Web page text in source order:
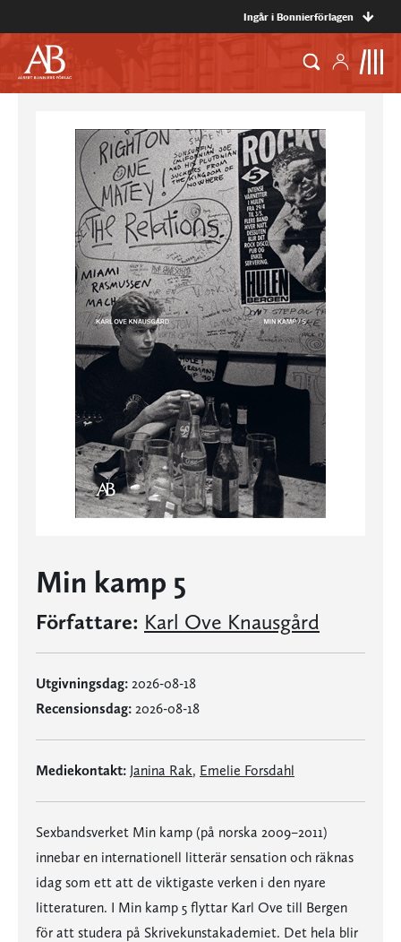
Ingår i Bonnierförlagen
Min kamp 5
Författare: Karl Ove Knausgård
Utgivningsdag: 2026-08-18
Recensionsdag: 2026-08-18
Mediekontakt: Janina Rak, Emelie Forsdahl
Sexbandsverket Min kamp (på norska 2009–2011)
innebar en internationell litterär sensation och räknas
idag som ett att de viktigaste verken i den nyare
litteraturen. I Min kamp 5 flyttar Karl Ove till Bergen
för att studera på Skrivekunstakademiet. Det hela blir